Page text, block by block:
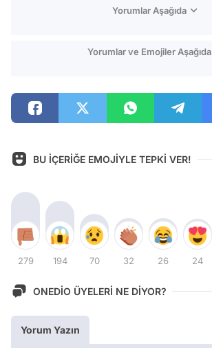
Yorumlar Aşağıda
Yorumlar ve Emojiler Aşağıda
BU İÇERİĞE EMOJİYLE TEPKİ VER!
279 194 70 32 26 24
ONEDİO ÜYELERİ NE DİYOR?
Yorum Yazın